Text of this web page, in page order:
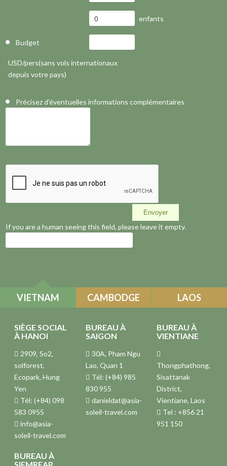
enfants
Budget
USD/pers(sans vols internationaux
depuis votre pays)
Précisez d'éventuelles informations complémentaires
If you are a human seeing this field, please leave it empty.
VIETNAM CAMBODGE LAOS
SIÈGE SOCIAL
À HANOI
2909, So2,
solforest,
Ecopark, Hung
Yen
Tél: (+84) 098
583 0955
info@asia-
soleil-travel.com
BUREAU À
SAIGON
30A, Pham Ngu
Lao, Quan 1
Tél: (+84) 985
830 955
danieldat@asia-
soleil-travel.com
BUREAU À
VIENTIANE
Thongphathong,
Sisattanak
District,
Vientiane, Laos
Tel : +856 21
951 150
BUREAU À
SIEMREAP